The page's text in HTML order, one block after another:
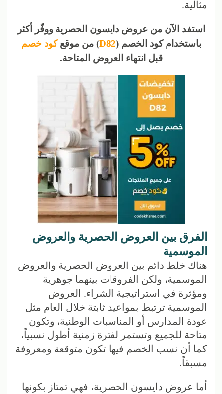
مثالية.
استفد الآن من عروض دايسون الحصرية ووفّر أكثر
باستخدام كود الخصم (D82) من موقعكود خصم
قبل انتهاء العروض المتاحة.
الفرق بين العروض الحصرية والعروض
الموسمية
هناك خلط دائم بين العروض الحصرية والعروض
الموسمية، ولكن الفروقات بينهما جوهرية
ومؤثرة في استراتيجية الشراء. العروض
الموسمية ترتبط بمواعيد ثابتة خلال العام مثل
عودة المدارس أو المناسبات الوطنية، وتكون
متاحة للجميع وتستمر لفترة زمنية أطول نسبياً،
كما أن نسب الخصم فيها تكون متوقعة ومعروفة
مسبقاً.
أما عروض دايسون الحصرية، فهي تمتاز بكونها